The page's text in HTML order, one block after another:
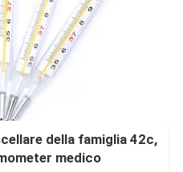
della famiglia 42c,
medico